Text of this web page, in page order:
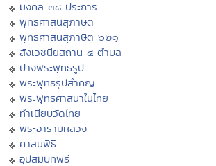
มงคล ๓๘ ประการ
พุทธศาสนสุภาษิต
พุทธศาสนสุภาษิต ๖๒๑
สังเวชนียสถาน ๔ ตำบล
ปางพระพุทธรูป
พระพุทธรูปสำคัญ
พระพุทธศาสนาในไทย
ทำเนียบวัดไทย
พระอารามหลวง
ศาสนพิธี
อุปสมบทพิธี